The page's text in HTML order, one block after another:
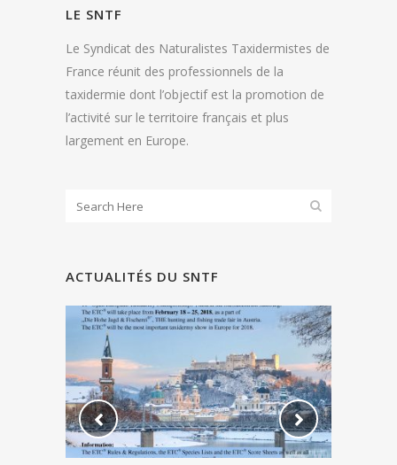
LE SNTF
Le Syndicat des Naturalistes Taxidermistes de
France réunit des professionnels de la
taxidermie dont l’objectif est la promotion de
l’activité sur le territoire français et plus
largement en Europe.
ACTUALITÉS DU SNTF